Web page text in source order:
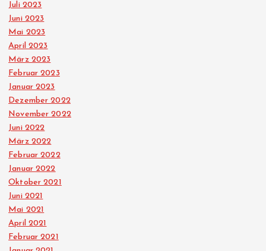
Juli 2023
Juni 2023
Mai 2023
April 2023
März 2023
Februar 2023
Januar 2023
Dezember 2022
November 2022
Juni 2022
März 2022
Februar 2022
Januar 2022
Oktober 2021
Juni 2021
Mai 2021
April 2021
Februar 2021